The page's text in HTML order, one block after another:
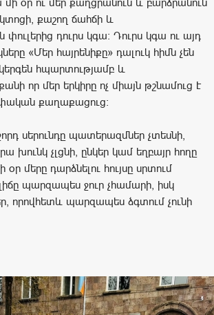
մի օր ու մեր քաղցրանուն և բարձրանուն
քաշող ճահճի և
փուլերից դուրս կգա։ Դուրս կգա ու այդ
«Մեր հայրենիքը» դալուկ հիմն չեն
հպարտությամբ և
որ մեր երկիրը ոչ միայն թշնամուց է
քաղաքացուց։
սերունդը պատերազմներ չտեսնի,
խունկ չլցնի, ընկեր կամ եղբայր հողը
մերը դարձնելու հույսը սրտում
պարզապես ջուր չհամարի, իսկ
որովհետև պարզապես ձգտում չունի